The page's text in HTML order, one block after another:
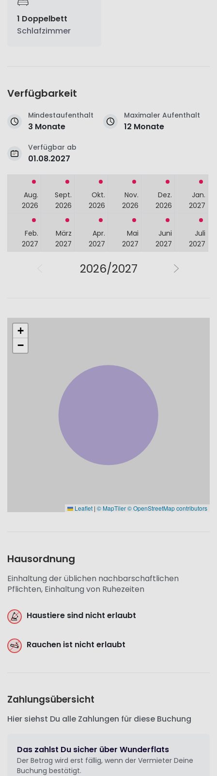
1 Doppelbett
Schlafzimmer
Verfügbarkeit
Mindestaufenthalt
3 Monate
Maximaler Aufenthalt
12 Monate
Verfügbar ab
01.08.2027
Aug.
2026
Sept.
2026
Okt.
2026
Nov.
2026
Dez.
2026
Jan.
2027
Feb.
2027
März
2027
Apr.
2027
Mai
2027
Juni
2027
Juli
2027
2026/2027
+
−
Leaflet | © MapTiler© OpenStreetMap contributors
Hausordnung
Einhaltung der üblichen nachbarschaftlichen
Pflichten, Einhaltung von Ruhezeiten
Haustiere sind nicht erlaubt
Rauchen ist nicht erlaubt
Zahlungsübersicht
Hier siehst Du alle Zahlungen für diese Buchung
Das zahlst Du sicher über Wunderflats
Der Betrag wird erst fällig, wenn der Vermieter Deine
Buchung bestätigt.